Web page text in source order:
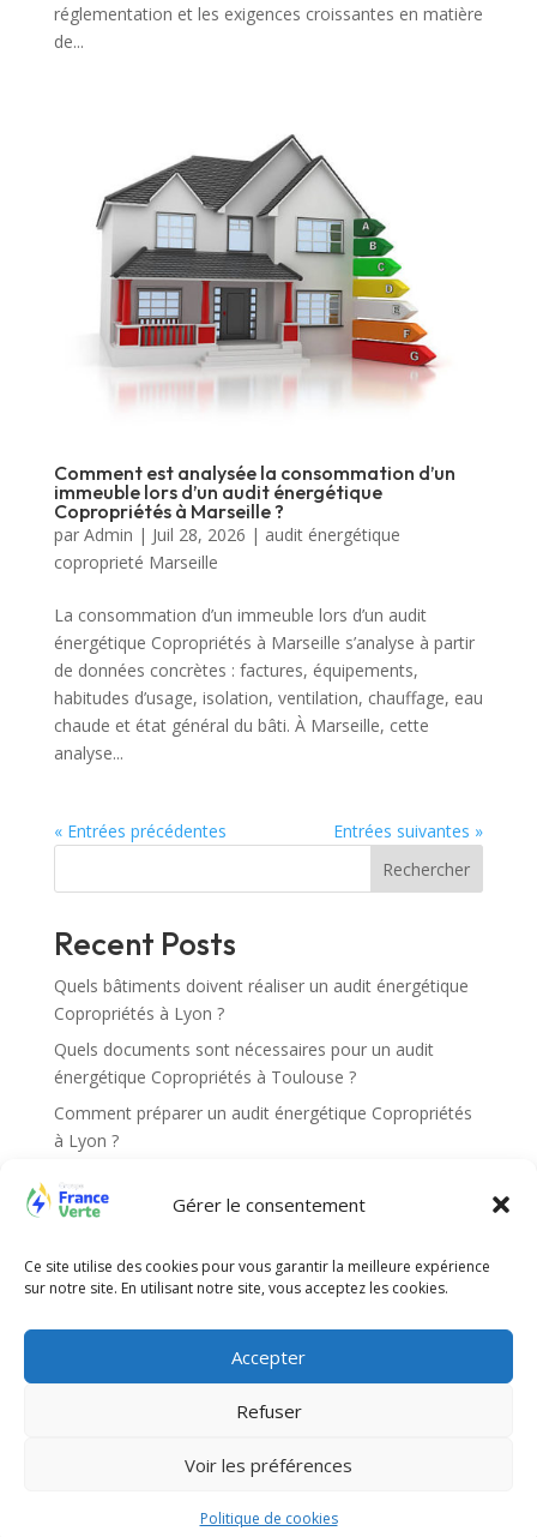
Gérer le consentement
Ce site utilise des cookies pour vous garantir la meilleure expérience
sur notre site. En utilisant notre site, vous acceptez les cookies.
Accepter
Refuser
Voir les préférences
Politique de cookies
réglementation et les exigences croissantes en matière
de...
Comment est analysée la consommation d’un
immeuble lors d’un audit énergétique
Copropriétés à Marseille ?
par Admin | Juil 28, 2026 | audit énergétique
coproprieté Marseille
La consommation d’un immeuble lors d’un audit
énergétique Copropriétés à Marseille s’analyse à partir
de données concrètes : factures, équipements,
habitudes d’usage, isolation, ventilation, chauffage, eau
chaude et état général du bâti. À Marseille, cette
analyse...
« Entrées précédentes
Entrées suivantes »
Rechercher
Recent Posts
Quels bâtiments doivent réaliser un audit énergétique
Copropriétés à Lyon ?
Quels documents sont nécessaires pour un audit
énergétique Copropriétés à Toulouse ?
Comment préparer un audit énergétique Copropriétés
à Lyon ?
énergétique Copropriétés Paris ?
énergétique Copropriétés à Lyon ?
Recent Comments
Aucun commentaire à afficher.
Gentleview©2026